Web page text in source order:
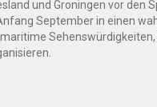
und Groningen vor den
September in einen